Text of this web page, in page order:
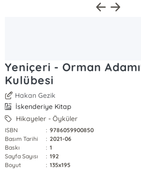
Yeniçeri - Orman
Kulübesi
Hakan Gezik
İskenderiye Kitap
Hikayeler - Öyküler
ISBN : 9786059900850
Basım Tarihi
: 2021-06
Baskı
: 1
Sayfa Sayısı
: 192
Boyut
: 135x195